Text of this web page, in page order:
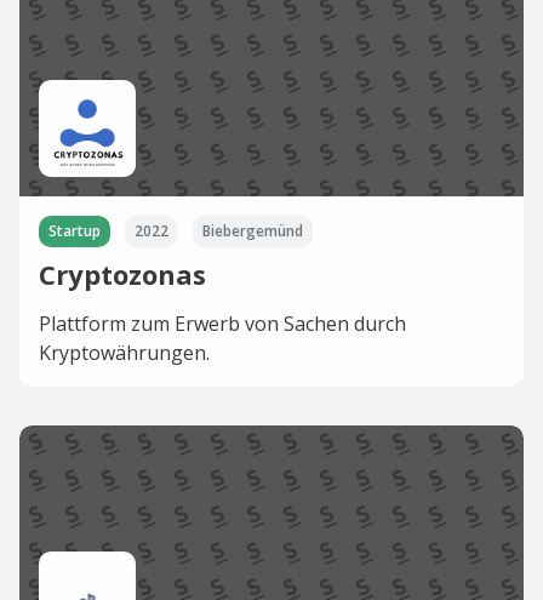
Startup 2022 Biebergemünd
Cryptozonas
Plattform zum Erwerb von Sachen durch
Kryptowährungen.